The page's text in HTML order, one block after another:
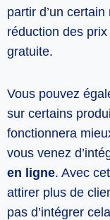
partir d’un certain
réduction des
gratuite.
Vous pouvez
sur certains
fonctionnera
vous venez
en ligne. Avec
attirer plus de
pas d’intégrer